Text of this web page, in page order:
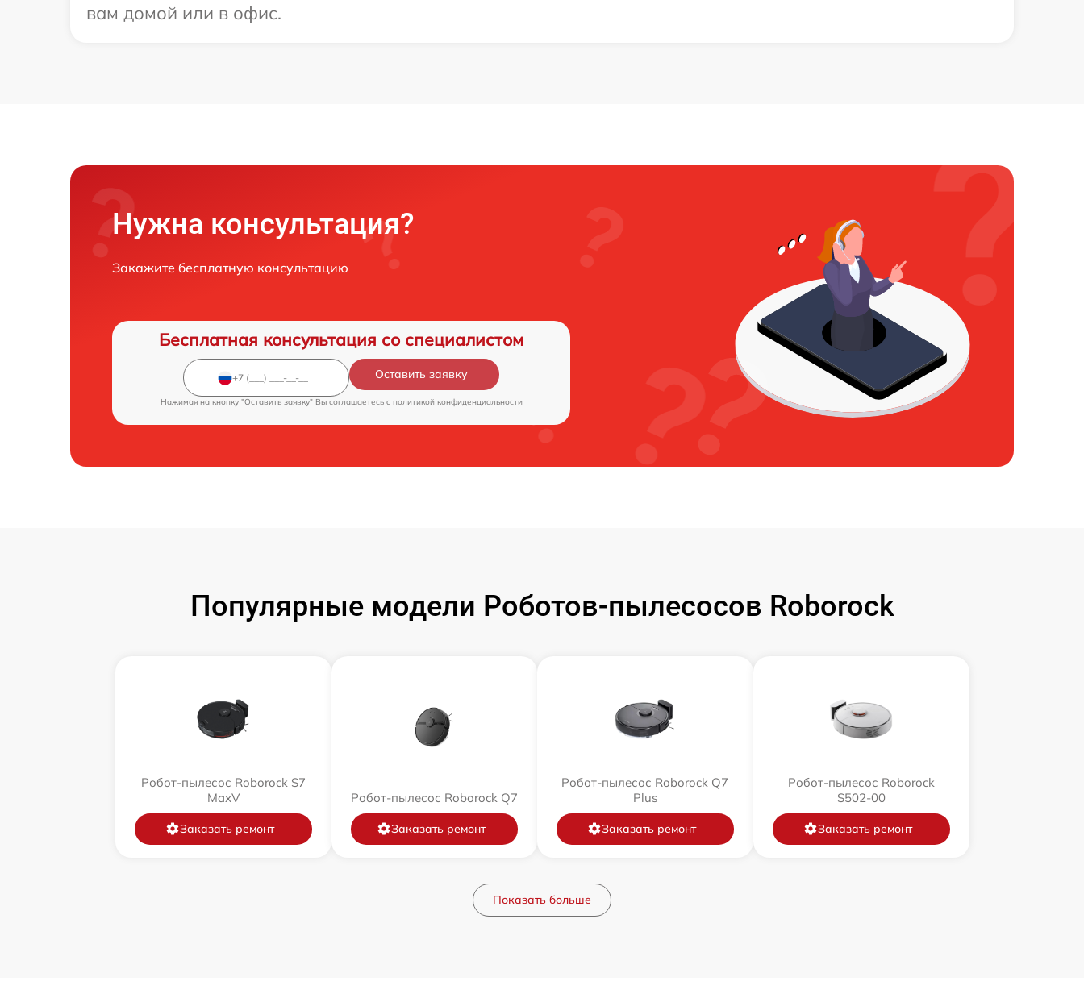
вам домой или в офис.
Нужна консультация?
Закажите бесплатную консультацию
Бесплатная консультация со специалистом
Оставить заявку
Нажимая на кнопку "Оставить заявку" Вы соглашаетесь c политикой конфиденциальности
Популярные модели Роботов-пылесосов Roborock
Робот-пылесос Roborock S7
MaxV
Заказать ремонт
Робот-пылесос Roborock Q7
Заказать ремонт
Робот-пылесос Roborock Q7
Plus
Заказать ремонт
Робот-пылесос Roborock
S502-00
Заказать ремонт
Показать больше